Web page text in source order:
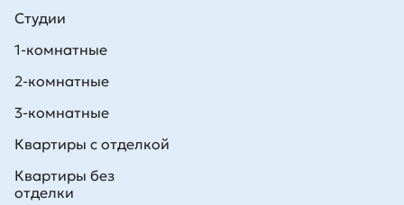
Студии
1-комнатные
2-комнатные
3-комнатные
Квартиры с отделкой
Квартиры без
отделки